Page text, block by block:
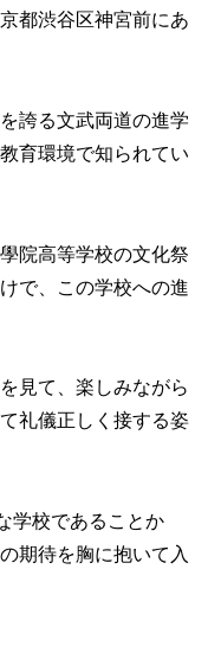
都渋谷区神宮前にあ
誇る文武両道の進学
育環境で知られてい
院高等学校の文化祭
で、この学校への進
見て、楽しみながら
礼儀正しく接する姿
学校であることか
期待を胸に抱いて入